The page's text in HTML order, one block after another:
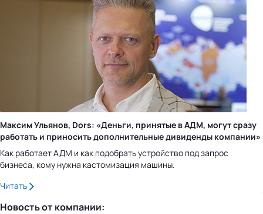
Максим Ульянов, Dors: «Деньги, принятые в АДМ, могут сразу
работать и приносить дополнительные дивиденды компании»
Как работает АДМ и как подобрать устройство под запрос
бизнеса, кому нужна кастомизация машины.
Читать
Новость от компании: